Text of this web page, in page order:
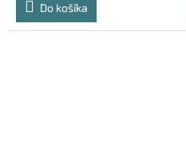
Do košíka